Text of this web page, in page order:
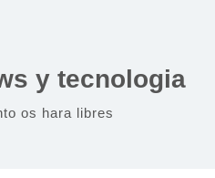
y tecnologia
os hara libres